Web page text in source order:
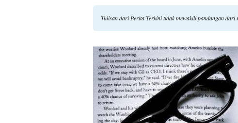
Tulisan dari Berita Terkini tidak mewakili pandangan dari